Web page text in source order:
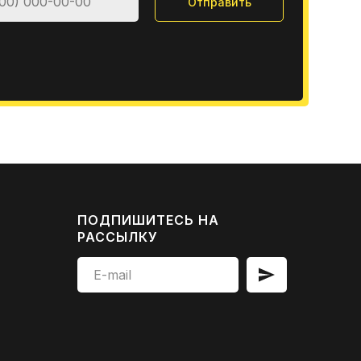
ПОДПИШИТЕСЬ НА
РАССЫЛКУ